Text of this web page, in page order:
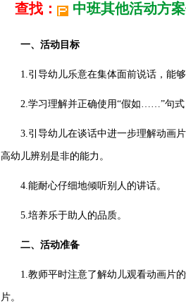
查找： 中班其他活动方
一、活动目标
1.引导幼儿乐意在集体面前说话，能够
2.学习理解并正确使用“假如……”句式
3.引导幼儿在谈话中进一步理解动画片
高幼儿辨别是非的能力。
4.能耐心仔细地倾听别人的讲话。
5.培养乐于助人的品质。
二、活动准备
1.教师平时注意了解幼儿观看动画片的
片。